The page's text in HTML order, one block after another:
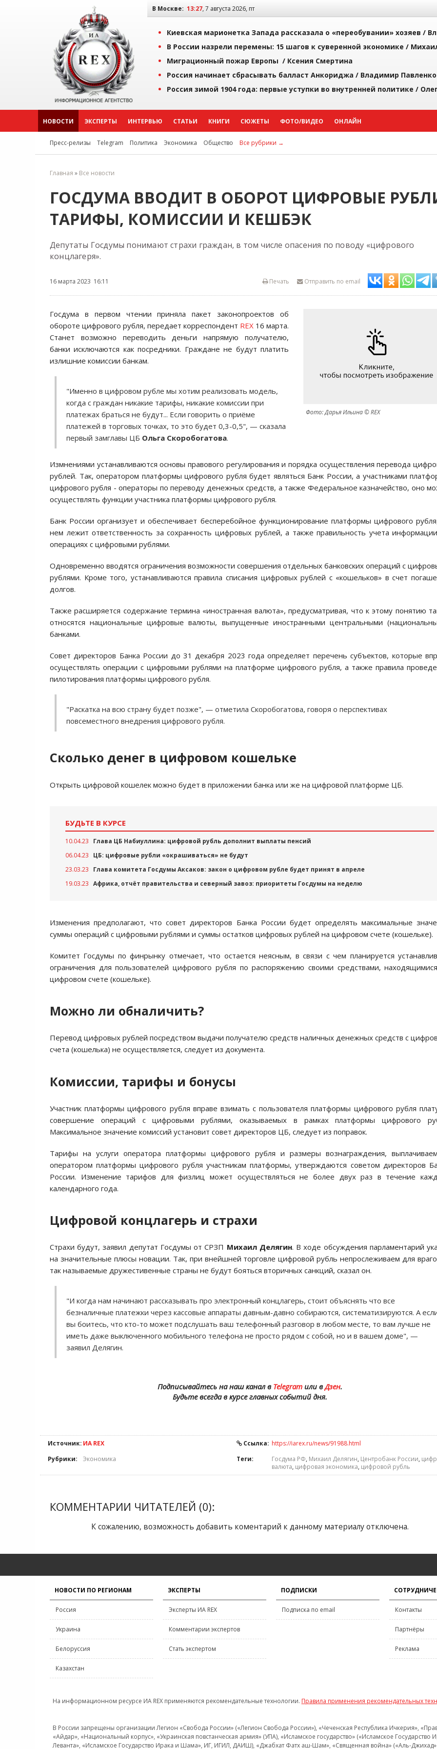
В Москве: 13:27, 7 августа 2026, пт
Киевская марионетка Запада рассказала о «переобувании» хозяев /
В России назрели перемены: 15 шагов к суверенной экономике /
Миграционный пожар Европы / Ксения Смертина
Россия начинает сбрасывать балласт Анкориджа / Владимир Павленко
Россия зимой 1904 года: первые уступки во внутренней политике /
НОВОСТИ ЭКСПЕРТЫ ИНТЕРВЬЮ СТАТЬИ КНИГИ СЮЖЕТЫ ФОТО/ВИДЕО ОНЛАЙН
Пресс-релизы Telegram Политика Экономика Общество Все рубрики →
Главная » Все новости
ГОСДУМА ВВОДИТ В ОБОРОТ ЦИФРОВЫЕ
ТАРИФЫ, КОМИССИИ И КЕШБЭК
Депутаты Госдумы понимают страхи граждан, в том числе опасения по поводу «цифрового
концлагеря».
16 марта 2023 16:11 Отправить по email
Печать
Фото: Дарья Ильина © REX
Госдума в первом чтении приняла пакет законопроектов об
обороте цифрового рубля, передает корреспондент REX 16 марта.
Станет возможно переводить деньги напрямую получателю,
банки исключаются как посредники. Граждане не будут платить
излишние комиссии банкам.
"Именно в цифровом рубле мы хотим реализовать модель,
когда с граждан никакие тарифы, никакие комиссии при
платежах браться не будут... Если говорить о приёме
платежей в торговых точках, то это будет 0,3-0,5", — сказала
первый замглавы ЦБ Ольга Скоробогатова.
Измнениями устанавливаются основы правового регулирования и порядка осуществления перевода
рублей. Так, оператором платформы цифрового рубля будет являться Банк России, а участниками
цифрового рубля - операторы по переводу денежных средств, а также Федеральное казначейство, оно
осуществлять функции участника платформы цифрового рубля.
Банк России организует и обеспечивает бесперебойное функционирование платформы цифрового
нем лежит ответственность за сохранность цифровых рублей, а также правильность учета
операциях с цифровыми рублями.
Одновременно вводятся ограничения возможности совершения отдельных банковских операций с
рублями. Кроме того, устанавливаются правила списания цифровых рублей с «кошельков» в счет
долгов.
Также расширяется содержание термина «иностранная валюта», предусматривая, что к этому понятию
относятся национальные цифровые валюты, выпущенные иностранными центральными
банками.
Совет директоров Банка России до 31 декабря 2023 года определяет перечень субъектов, которые
осуществлять операции с цифровыми рублями на платформе цифрового рубля, а также правила
пилотирования платформы цифрового рубля.
"Раскатка на всю страну будет позже", — отметила Скоробогатова, говоря о перспективах
повсеместного внедрения цифрового рубля.
Сколько денег в цифровом кошельке
Открыть цифровой кошелек можно будет в приложении банка или же на цифровой платформе ЦБ.
БУДЬТЕ В КУРСЕ
10.04.23
Глава ЦБ Набиуллина: цифровой рубль дополнит выплаты пенсий
06.04.23
ЦБ: цифровые рубли «окрашиваться» не будут
23.03.23
Глава комитета Госдумы Аксаков: закон о цифровом рубле будет принят в апреле
19.03.23 Африка, отчёт правительства и северный завоз: приоритеты Госдумы на неделю
Изменения предполагают, что совет директоров Банка России будет определять максимальные
суммы операций с цифровыми рублями и суммы остатков цифровых рублей на цифровом счете (кошельке).
Комитет Госдумы по финрынку отмечает, что остается неясным, в связи с чем планируется
ограничения для пользователей цифрового рубля по распоряжению своими средствами,
цифровом счете (кошельке).
Можно ли обналичить?
Перевод цифровых рублей посредством выдачи получателю средств наличных денежных средств с
счета (кошелька) не осуществляется, следует из документа.
Комиссии, тарифы и бонусы
Участник платформы цифрового рубля вправе взимать с пользователя платформы цифрового рубля
совершение операций с цифровыми рублями, оказываемых в рамках платформы цифрового
Максимальное значение комиссий установит совет директоров ЦБ, следует из поправок.
Тарифы на услуги оператора платформы цифрового рубля и размеры вознаграждения,
оператором платформы цифрового рубля участникам платформы, утверждаются советом директоров
России. Изменение тарифов для физлиц может осуществляться не более двух раз в течение
календарного года.
Цифровой концлагерь и страхи
Страхи будут, заявил депутат Госдумы от СРЗП Михаил Делягин. В ходе обсуждения парламентарий
на значительные плюсы новации. Так, при внейшней торговле цифровой рубль непрослеживаем для
так называемые дружестивенные страны не будут бояться вторичных санкций, сказал он.
"И когда нам начинают рассказывать про электронный концлагерь, стоит объяснять что все
безналичные платежки через кассовые аппараты давным-давно собираются, систематизируются. А
вы боитесь, что кто-то может подслушать ваш телефонный разговор в любом месте, то вам лучше не
иметь даже выключенного мобильного телефона не просто рядом с собой, но и в вашем доме", —
заявил Делягин.
Подписывайтесь на наш канал в Telegramили вДзен.
Будьте всегда в курсе главных событий дня.
Источник: ИА REX Ссылка: https://iarex.ru/news/91988.html
Рубрики:
Экономика Теги: Госдума РФ, Михаил Делягин, Центробанк России,
валюта, цифровая экономика, цифровой рубль
КОММЕНТАРИИ ЧИТАТЕЛЕЙ (0):
К сожалению, возможность добавить коментарий к данному материалу отключена.
НОВОСТИ ПО РЕГИОНАМ
Россия
Украина
Белоруссия
Казахстан
ЭКСПЕРТЫ
Эксперты ИА REX
Комментарии экспертов
Стать экспертом
ПОДПИСКИ
Подписка по email Контакты
Партнёры
Реклама
На информационном ресурсе ИА REX применяются рекомендательные технологии. Правила применения рекомендательных
В России запрещены организации Легион «Свобода России» («Легион Свобода России»), «Чеченская Республика Ичкерия»,
«Айдар», «Национальный корпус», «Украинская повстанческая армия» (УПА), «Исламское государство» («Исламское
Леванта», «Исламское Государство Ирака и Шама», ИГ, ИГИЛ, ДАИШ), «Джабхат Фатх аш-Шам», «Священная война» («Аль-Джихад»